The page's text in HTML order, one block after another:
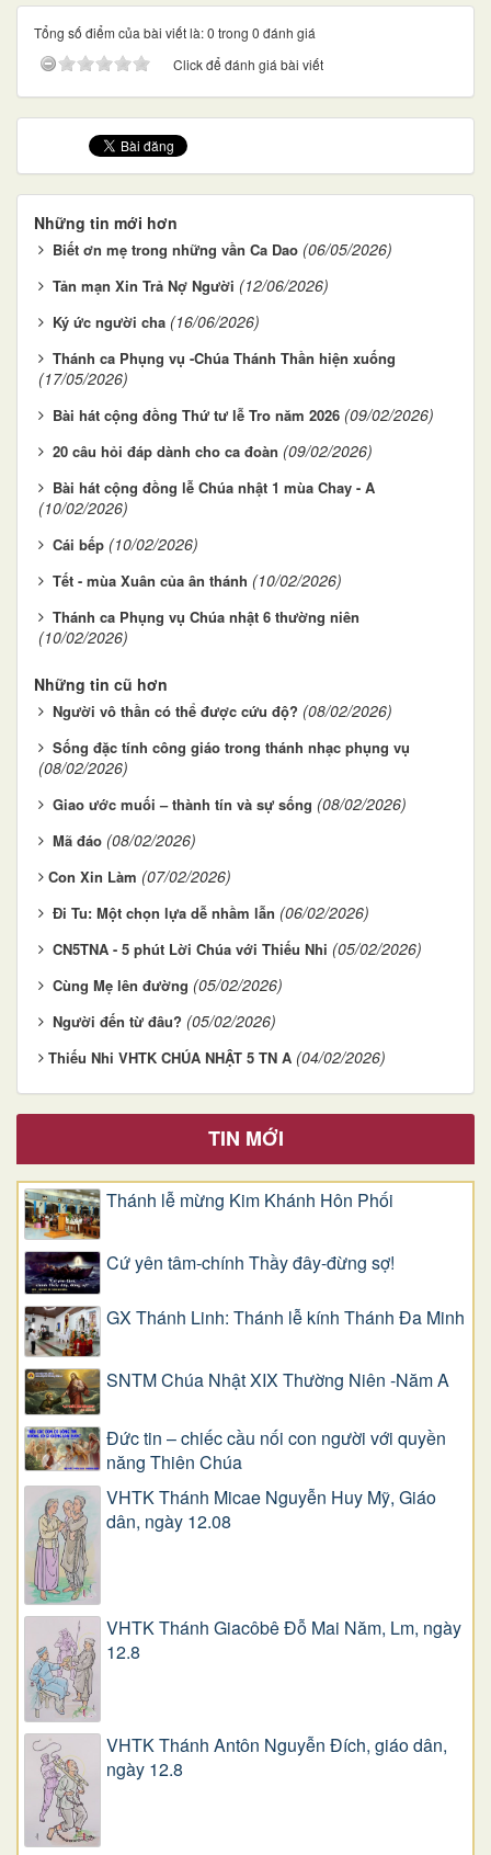
Tổng số điểm của bài viết là: 0 trong 0 đánh giá
Click để đánh giá bài viết
Những tin mới hơn
Biết ơn mẹ trong những vần Ca Dao (06/05/2026)
Tản mạn Xin Trả Nợ Người (12/06/2026)
Ký ức người cha (16/06/2026)
Thánh ca Phụng vụ -Chúa Thánh Thần hiện xuống
(17/05/2026)
Bài hát cộng đồng Thứ tư lễ Tro năm 2026 (09/02/2026)
20 câu hỏi đáp dành cho ca đoàn (09/02/2026)
Bài hát cộng đồng lễ Chúa nhật 1 mùa Chay - A
(10/02/2026)
Cái bếp (10/02/2026)
Tết - mùa Xuân của ân thánh (10/02/2026)
Thánh ca Phụng vụ Chúa nhật 6 thường niên
(10/02/2026)
Những tin cũ hơn
Người vô thần có thể được cứu độ? (08/02/2026)
Sống đặc tính công giáo trong thánh nhạc phụng vụ
(08/02/2026)
Giao ước muối – thành tín và sự sống (08/02/2026)
Mã đáo (08/02/2026)
​​​​​​​Con Xin Làm (07/02/2026)
Đi Tu: Một chọn lựa dễ nhầm lẫn (06/02/2026)
CN5TNA - 5 phút Lời Chúa với Thiếu Nhi (05/02/2026)
Cùng Mẹ lên đường (05/02/2026)
Người đến từ đâu? (05/02/2026)
​​​​​​​Thiếu Nhi VHTK CHÚA NHẬT 5 TN A (04/02/2026)
TIN MỚI
Thánh lễ mừng Kim Khánh Hôn Phối
Cứ yên tâm-chính Thầy đây-đừng sợ!
GX Thánh Linh: Thánh lễ kính Thánh Đa Minh
SNTM Chúa Nhật XIX Thường Niên -Năm A
Đức tin – chiếc cầu nối con người với quyền
năng Thiên Chúa
VHTK Thánh Micae Nguyễn Huy Mỹ, Giáo
dân, ngày 12.08
VHTK Thánh Giacôbê Ðỗ Mai Năm, Lm, ngày
12.8
VHTK Thánh Antôn Nguyễn Ðích, giáo dân,
ngày 12.8